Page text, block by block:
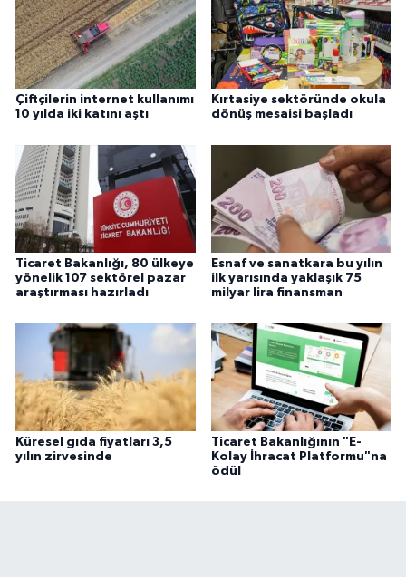
Çiftçilerin internet kullanımı
10 yılda iki katını aştı
Kırtasiye sektöründe okula
dönüş mesaisi başladı
Ticaret Bakanlığı, 80 ülkeye
yönelik 107 sektörel pazar
araştırması hazırladı
Esnaf ve sanatkara bu yılın
ilk yarısında yaklaşık 75
milyar lira finansman
Küresel gıda fiyatları 3,5
yılın zirvesinde
Ticaret Bakanlığının "E-
Kolay İhracat Platformu"na
ödül